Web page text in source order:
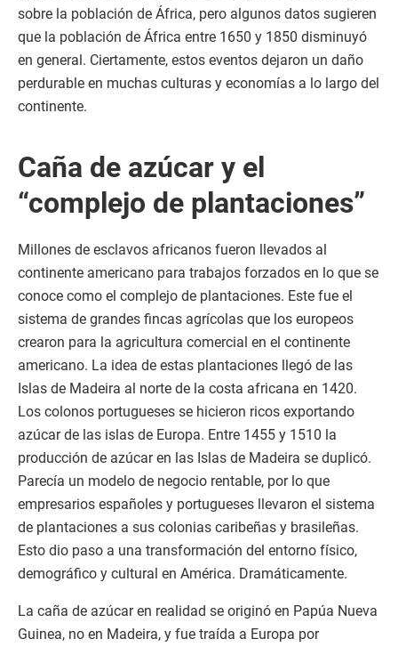
sobre la población de África, pero algunos datos sugieren
que la población de África entre 1650 y 1850 disminuyó
en general. Ciertamente, estos eventos dejaron un daño
perdurable en muchas culturas y economías a lo largo del
continente.
Caña de azúcar y el
“complejo de plantaciones”
Millones de esclavos africanos fueron llevados al
continente americano para trabajos forzados en lo que se
conoce como el complejo de plantaciones. Este fue el
sistema de grandes fincas agrícolas que los europeos
crearon para la agricultura comercial en el continente
americano. La idea de estas plantaciones llegó de las
Islas de Madeira al norte de la costa africana en 1420.
Los colonos portugueses se hicieron ricos exportando
azúcar de las islas de Europa. Entre 1455 y 1510 la
producción de azúcar en las Islas de Madeira se duplicó.
Parecía un modelo de negocio rentable, por lo que
empresarios españoles y portugueses llevaron el sistema
de plantaciones a sus colonias caribeñas y brasileñas.
Esto dio paso a una transformación del entorno físico,
demográfico y cultural en América. Dramáticamente.
La caña de azúcar en realidad se originó en Papúa Nueva
Guinea, no en Madeira, y fue traída a Europa por